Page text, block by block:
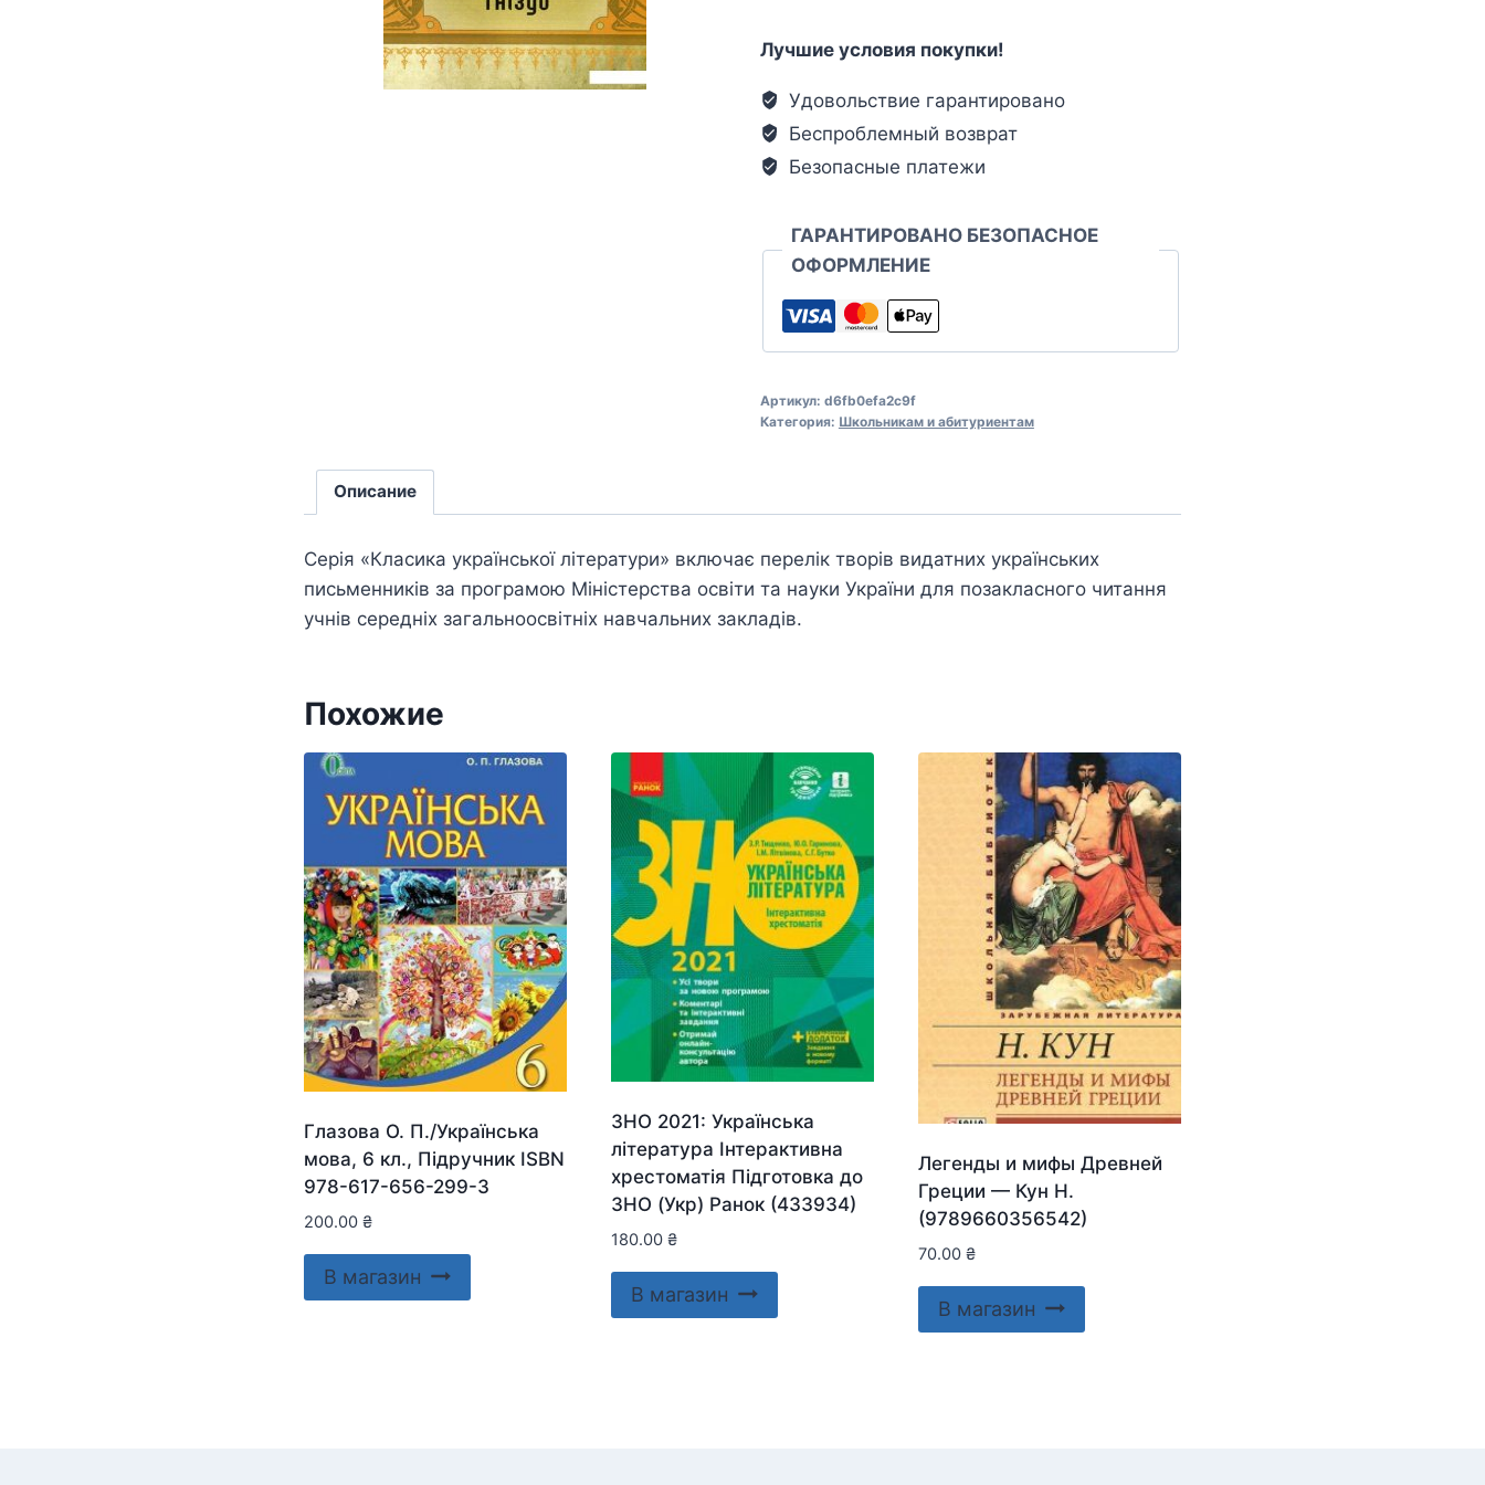
Лучшие условия покупки!
Удовольствие гарантировано
Беспроблемный возврат
Безопасные платежи
ГАРАНТИРОВАНО БЕЗОПАСНОЕ
ОФОРМЛЕНИЕ
Артикул: d6fb0efa2c9f
Категория: Школьникам и абитуриентам
Описание
Серія «Класика української літератури» включає перелік творів видатних українських
письменників за програмою Міністерства освіти та науки України для позакласного читання
учнів середніх загальноосвітніх навчальних закладів.
Похожие
Глазова О. П./Українська
мова, 6 кл., Підручник ISBN
978-617-656-299-3
200.00 ₴
В магазин
ЗНО 2021: Українська
література Інтерактивна
хрестоматія Підготовка до
ЗНО (Укр) Ранок (433934)
180.00 ₴
В магазин
Легенды и мифы Древней
Греции — Кун Н.
(9789660356542)
70.00 ₴
В магазин